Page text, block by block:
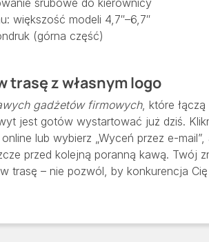
śrubowe do kierownicy
większość modeli 4,7″–6,7″
(górna część)
trasę z własnym logo
gadżetów firmowych, które
jest gotów wystartować już dziś.
lub wybierz „Wyceń przez e-
przed kolejną poranną kawą. Twój
trasę – nie pozwól, by konkurencja Cię